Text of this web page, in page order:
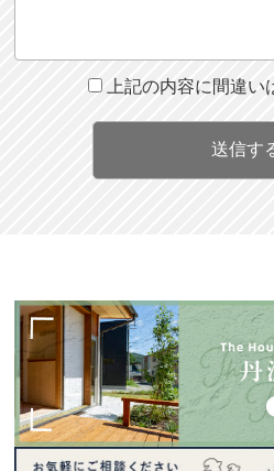
上記の内容に間違い